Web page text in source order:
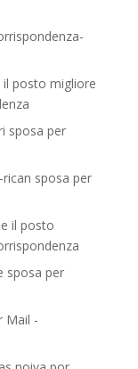
posto migliore
sposa per
sposa per
il posto
sposa per
Mail -